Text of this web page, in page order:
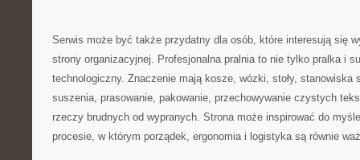
Serwis może być także przydatny dla osób, które interesują się
strony organizacyjnej. Profesjonalna pralnia to nie tylko pralka i
technologiczny. Znaczenie mają kosze, wózki, stoły, stanowiska
suszenia, prasowanie, pakowanie, przechowywanie czystych
rzeczy brudnych od wypranych. Strona może inspirować do
procesie, w którym porządek, ergonomia i logistyka są równie